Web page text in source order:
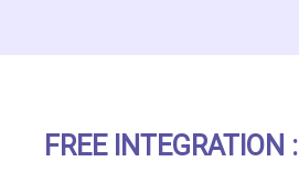
FREE INTEGRATION :